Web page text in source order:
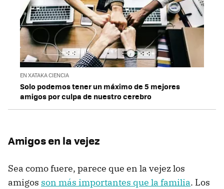
EN XATAKA CIENCIA
Solo podemos tener un máximo de 5 mejores
amigos por culpa de nuestro cerebro
Amigos en la vejez
Sea como fuere, parece que en la vejez los
amigos son más importantes que la familia. Los